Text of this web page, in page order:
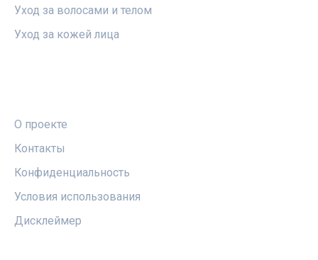
Уход за волосами и телом
Уход за кожей лица
О проекте
Контакты
Конфиденциальность
Условия использования
Дисклеймер